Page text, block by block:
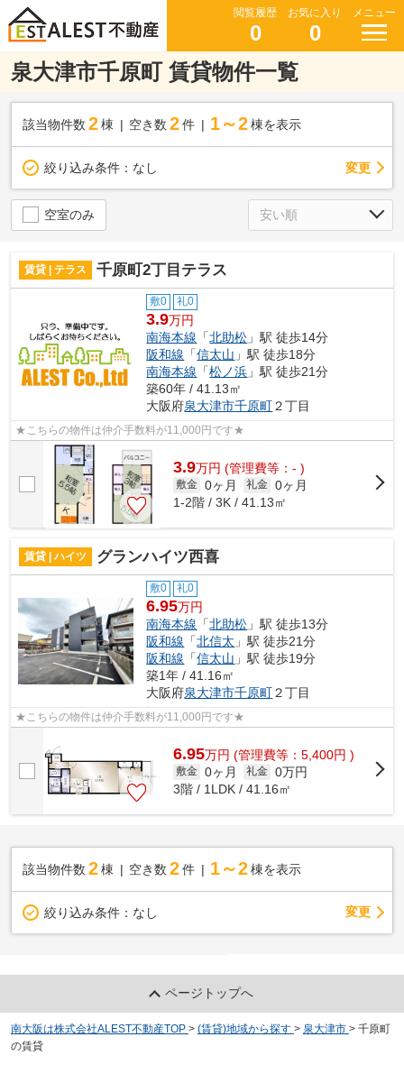
閲覧履歴
0
お気に入り
0
メニュー
泉大津市千原町 賃貸物件一覧
該当物件数 2棟 空き数 2 件 1～2 棟を表示
絞り込み条件： なし 変更
空室のみ
賃貸 | テラス 千原町2丁目テラス
敷0 礼0
3.9万円
南海本線 「北助松 」駅 徒歩14分
阪和線 「信太山 」駅 徒歩18分
南海本線 「松ノ浜 」駅 徒歩21分
築60年 / 41.13㎡
大阪府泉大津市千原町２丁目
★こちらの物件は仲介手数料が11,000円です★
3.9万円 (管理費等：- )
敷金 0ヶ月 礼金 0ヶ月
1-2階 / 3K / 41.13㎡
賃貸 | ハイツ グランハイツ西喜
敷0 礼0
6.95万円
南海本線 「北助松 」駅 徒歩13分
阪和線 「北信太 」駅 徒歩21分
阪和線 「信太山 」駅 徒歩19分
築1年 / 41.16㎡
大阪府泉大津市千原町２丁目
★こちらの物件は仲介手数料が11,000円です★
6.95万円 (管理費等：5,400円 )
敷金 0ヶ月 礼金 0万円
3階 / 1LDK / 41.16㎡
該当物件数 2棟 空き数 2 件 1～2 棟を表示
絞り込み条件： なし 変更
ページトップへ
南大阪は株式会社ALEST不動産TOP > (賃貸)地域から探す > 泉大津市 > 千原町
の賃貸